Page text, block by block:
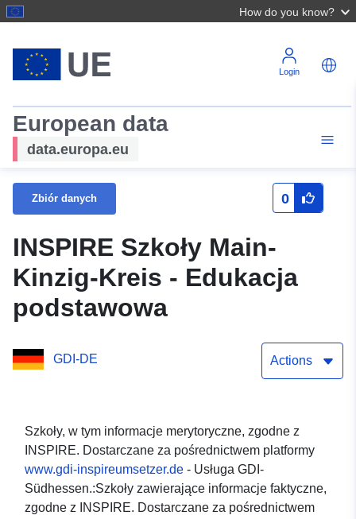
How do you know?
Login
European data
data.europa.eu
Zbiór danych 0
INSPIRE Szkoły Main-
Kinzig-Kreis - Edukacja
podstawowa
GDI-DE Actions
Szkoły, w tym informacje merytoryczne, zgodne z
INSPIRE. Dostarczane za pośrednictwem platformy
www.gdi-inspireumsetzer.de - Usługa GDI-
Südhessen.:Szkoły zawierające informacje faktyczne,
zgodne z INSPIRE. Dostarczane za pośrednictwem